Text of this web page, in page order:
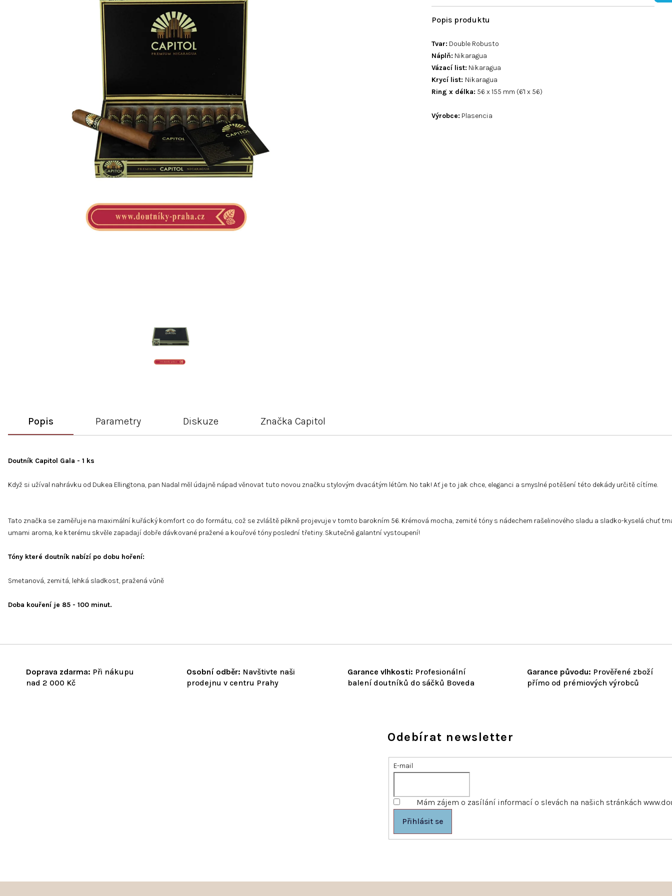
Tvar: Double Robusto
Náplň: Nikaragua
Vázací list: Nikaragua
Krycí list: Nikaragua
Ring x délka: 56 x 155 mm (6'1 x 56)
Výrobce: Plasencia
Doprava zdarma: Při nákupu
nad 2 000 Kč
Osobní odběr: Navštivte naši
prodejnu v centru Prahy
Garance vlhkosti: Profesionální
balení doutníků do sáčků Boveda
Garance původu: Prověřené zboží
přímo od prémiových výrobců
Popis Parametry Diskuze Značka Capitol
Doutník Capitol Gala - 1 ks
Když si užíval nahrávku od Dukea Ellingtona, pan Nadal měl údajně nápad věnovat tuto novou značku stylovým dvacátým létům. No tak! Ať je to jak chce, eleganci a smyslné potěšení této dekády určitě cítíme.
Tato značka se zaměřuje na maximální kuřácký komfort co do formátu, což se zvláště pěkně projevuje v tomto barokním 56. Krémová mocha, zemité tóny s nádechem rašelinového sladu a sladko-kyselá
umami aroma, ke kterému skvěle zapadají dobře dávkované pražené a kouřové tóny poslední třetiny. Skutečně galantní vystoupení!
Tóny které doutník nabízí po dobu hoření:
Smetanová, zemitá, lehká sladkost, pražená vůně
Doba kouření je 85 - 100 minut.
Odebírat newsletter
E-mail
Mám zájem o zasílání informací o slevách na našich stránkách
Přihlásit se